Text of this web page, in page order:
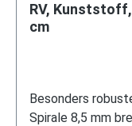
RV,
cm
Besonders
Spirale 8,5 mm breit. RV, Kunststoff, breit,